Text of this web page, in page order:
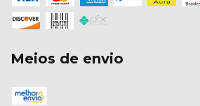
Meios de envio